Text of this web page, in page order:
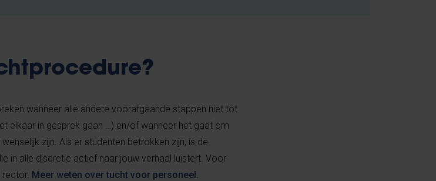
wanneer alle andere voorafgaande stappen niet tot
elkaar in gesprek gaan …) en/of wanneer het gaat om
zijn. Als er studenten betrokken zijn, is de
in alle discretie actief naar jouw verhaal luistert. Voor
Meer weten over tucht voor personeel.